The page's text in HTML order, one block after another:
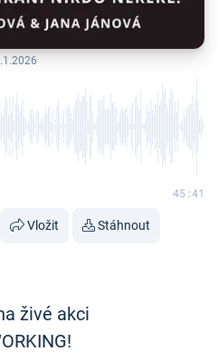
45:41
Vložit Stáhnout
živé akci